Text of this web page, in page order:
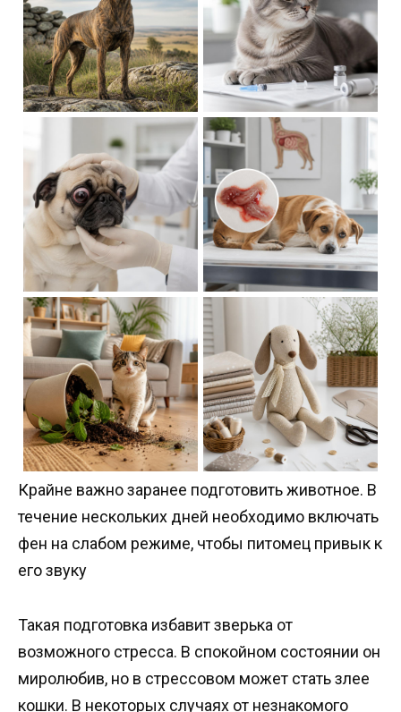
Крайне важно заранее подготовить животное. В
течение нескольких дней необходимо включать
фен на слабом режиме, чтобы питомец привык к
его звуку
Такая подготовка избавит зверька от
возможного стресса. В спокойном состоянии он
миролюбив, но в стрессовом может стать злее
кошки. В некоторых случаях от незнакомого